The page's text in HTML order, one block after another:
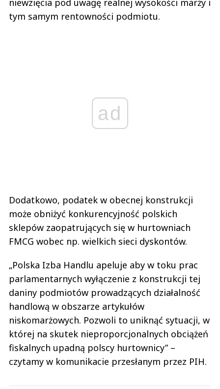
niewzięcia pod uwagę realnej wysokości marży i
tym samym rentowności podmiotu.
ad
Dodatkowo, podatek w obecnej konstrukcji
może obniżyć konkurencyjność polskich
sklepów zaopatrujących się w hurtowniach
FMCG wobec np. wielkich sieci dyskontów.
„Polska Izba Handlu apeluje aby w toku prac
parlamentarnych wyłączenie z konstrukcji tej
daniny podmiotów prowadzących działalność
handlową w obszarze artykułów
niskomarżowych. Pozwoli to uniknąć sytuacji, w
której na skutek nieproporcjonalnych obciążeń
fiskalnych upadną polscy hurtownicy” –
czytamy w komunikacie przesłanym przez PIH.